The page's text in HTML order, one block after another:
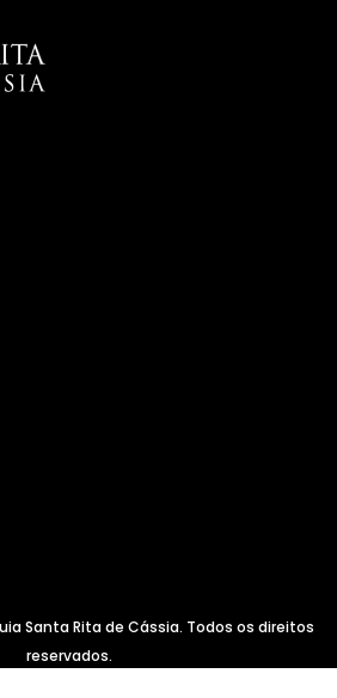
Santa Rita de Cássia. Todos os direitos
reservados.